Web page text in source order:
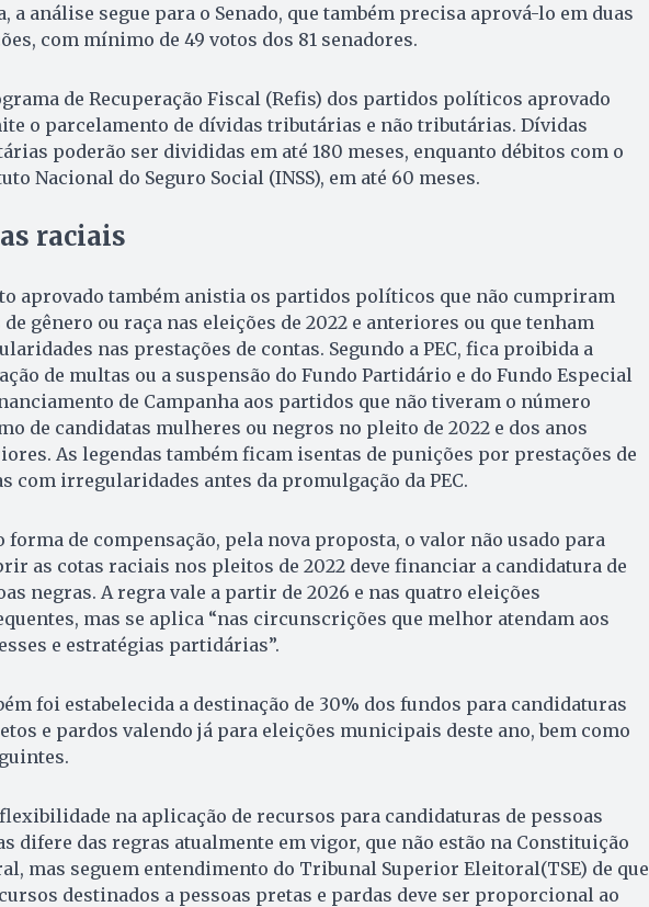
a análise segue para o Senado, que também precisa aprová-lo em duas
com mínimo de 49 votos dos 81 senadores.
de Recuperação Fiscal (Refis) dos partidos políticos aprovado
o parcelamento de dívidas tributárias e não tributárias. Dívidas
poderão ser divididas em até 180 meses, enquanto débitos com o
Nacional do Seguro Social (INSS), em até 60 meses.
raciais
aprovado também anistia os partidos políticos que não cumpriram
de gênero ou raça nas eleições de 2022 e anteriores ou que tenham
nas prestações de contas. Segundo a PEC, fica proibida a
de multas ou a suspensão do Fundo Partidário e do Fundo Especial
de Campanha aos partidos que não tiveram o número
de candidatas mulheres ou negros no pleito de 2022 e dos anos
As legendas também ficam isentas de punições por prestações de
com irregularidades antes da promulgação da PEC.
forma de compensação, pela nova proposta, o valor não usado para
as cotas raciais nos pleitos de 2022 deve financiar a candidatura de
negras. A regra vale a partir de 2026 e nas quatro eleições
mas se aplica “nas circunscrições que melhor atendam aos
e estratégias partidárias”.
foi estabelecida a destinação de 30% dos fundos para candidaturas
e pardos valendo já para eleições municipais deste ano, bem como
na aplicação de recursos para candidaturas de pessoas
difere das regras atualmente em vigor, que não estão na Constituição
mas seguem entendimento do Tribunal Superior Eleitoral(TSE) de que
destinados a pessoas pretas e pardas deve ser proporcional ao